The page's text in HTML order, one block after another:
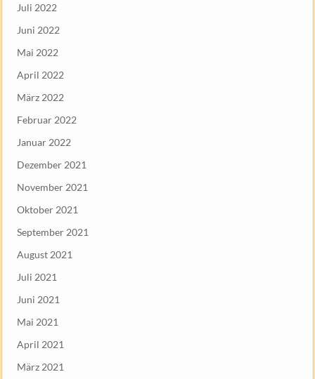
Juli 2022
Juni 2022
Mai 2022
April 2022
März 2022
Februar 2022
Januar 2022
Dezember 2021
November 2021
Oktober 2021
September 2021
August 2021
Juli 2021
Juni 2021
Mai 2021
April 2021
März 2021